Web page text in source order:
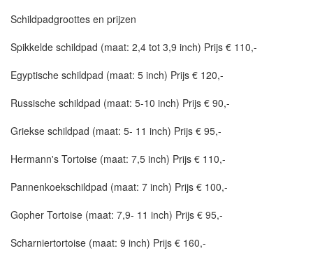
Schildpadgroottes en prijzen
Spikkelde schildpad (maat: 2,4 tot 3,9 inch) Prijs € 110,-
Egyptische schildpad (maat: 5 inch) Prijs € 120,-
Russische schildpad (maat: 5-10 inch) Prijs € 90,-
Griekse schildpad (maat: 5- 11 inch) Prijs € 95,-
Hermann's Tortoise (maat: 7,5 inch) Prijs € 110,-
Pannenkoekschildpad (maat: 7 inch) Prijs € 100,-
Gopher Tortoise (maat: 7,9- 11 inch) Prijs € 95,-
Scharniertortoise (maat: 9 inch) Prijs € 160,-